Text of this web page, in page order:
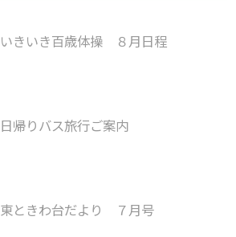
いきいき百歳体操 ８月日程
日帰りバス旅行ご案内
東ときわ台だより ７月号